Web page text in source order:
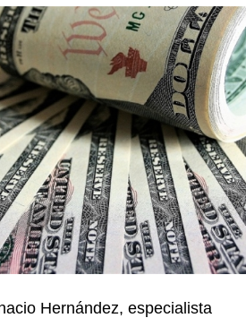
Hernández, especialista